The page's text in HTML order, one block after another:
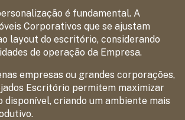
é fundamental. A
Corporativos que se ajustam
layout do escritório, considerando
de operação da Empresa.
empresas ou grandes corporações,
Escritório permitem maximizar
criando um ambiente mais